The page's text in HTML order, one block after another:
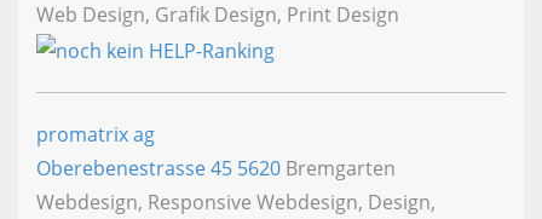
Web Design, Grafik Design, Print Design
promatrix ag
Oberebenestrasse 45 5620 Bremgarten
Webdesign, Responsive Webdesign, Design,